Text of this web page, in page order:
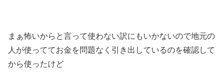
まぁ怖いからと言って使わない訳にもいかないので地元の
人が使っててお金を問題なく引き出しているのを確認して
から使ったけど